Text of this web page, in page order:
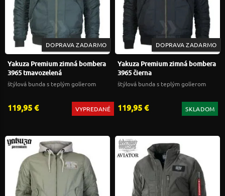
DOPRAVA ZADARMO
Yakuza Premium zimná bombera
3965 tmavozelená
štýlová bunda s teplým golierom
119,95 € VYPREDANÉ
DOPRAVA ZADARMO
Yakuza Premium zimná bombera
3965 čierna
štýlová bunda s teplým golierom
119,95 € SKLADOM